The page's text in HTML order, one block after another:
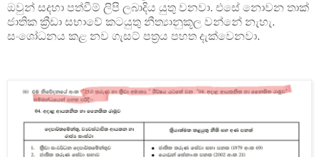
ඔවුන් සදහා පත්වීම් ලිපි ලබාදිය යුතු වනවා. එසේ නොවන තාක්
ජාතික ක්‍රීඩා සභාවේ කටයුතු නීත්‍යානුකූල වන්නේ නැහැ.
සංශෝධනය කළ නව ගැසට් පත්‍රය පහත දැක්වෙනවා.